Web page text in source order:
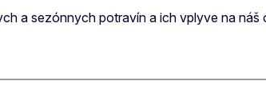
a sezónnych potravín a ich vplyve na náš